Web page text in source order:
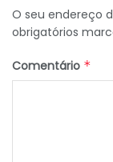
O seu endereço
obrigatórios
Comentário *